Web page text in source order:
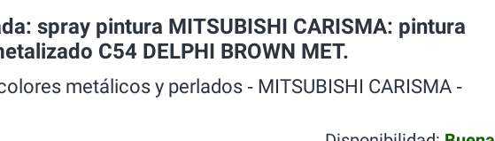
spray pintura MITSUBISHI CARISMA: pintura
C54 DELPHI BROWN MET.
metálicos y perlados ‐ MITSUBISHI CARISMA ‐